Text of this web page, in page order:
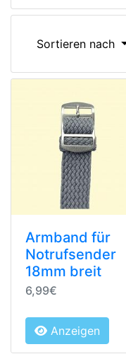
Sortieren nach
Armband für
Notrufsender
18mm breit
6,99€
Anzeigen